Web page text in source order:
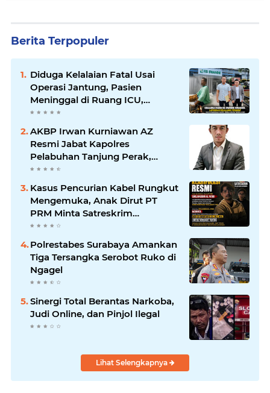
Berita Terpopuler
Diduga Kelalaian Fatal Usai
Operasi Jantung, Pasien
Meninggal di Ruang ICU,
Keluarga Tuntut RSUD dr.
Jawab
AKBP Irwan Kurniawan AZ
Resmi Jabat Kapolres
Pelabuhan Tanjung Perak,
Pimpinan Redaksi
Sampaikan Ucapan Selamat
Kasus Pencurian Kabel Rungkut
Mengemuka, Anak Dirut PT
PRM Minta Satreskrim
Polrestabes Surabaya Usut
Polrestabes Surabaya Amankan
Tiga Tersangka Serobot Ruko di
Ngagel
Sinergi Total Berantas Narkoba,
Judi Online, dan Pinjol Ilegal
Lihat Selengkapnya